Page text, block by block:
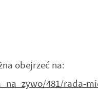
obejrzeć na:
481/rada-